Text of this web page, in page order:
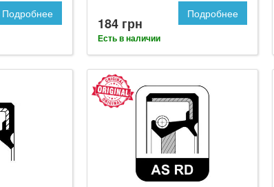
Подробнее
184 грн
Есть в наличии
Подробнее